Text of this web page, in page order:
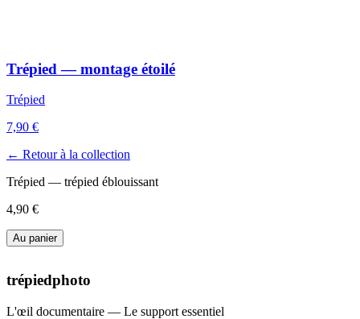
Trépied — montage étoilé
Trépied
7,90 €
← Retour à la collection
Trépied — trépied éblouissant
4,90 €
Au panier
trépiedphoto
L'œil documentaire — Le support essentiel